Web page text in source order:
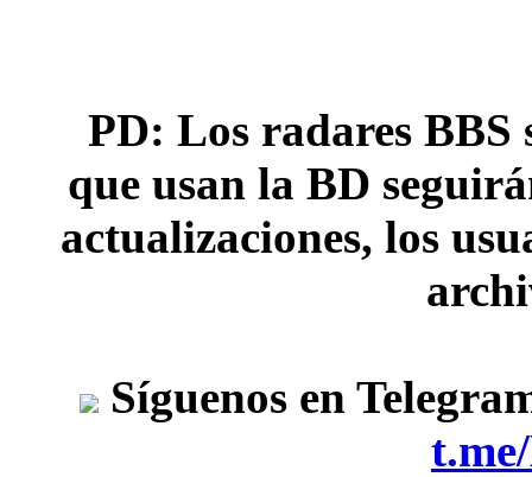
PD: Los radares
que usan la BD
actualizaciones, los
Síguenos en